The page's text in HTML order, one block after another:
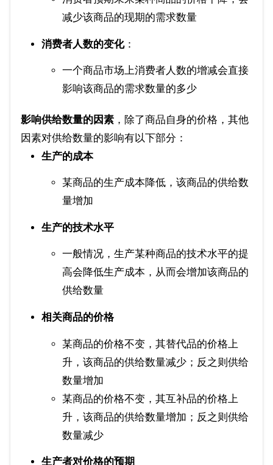
减少该商品的现期的需求数量
消费者人数的变化：
一个商品市场上消费者人数的增减会直接
影响该商品的需求数量的多少
影响供给数量的因素，除了商品自身的价格，其他
因素对供给数量的影响有以下部分：
生产的成本
某商品的生产成本降低，该商品的供给数
量增加
生产的技术水平
一般情况，生产某种商品的技术水平的提
高会降低生产成本，从而会增加该商品的
供给数量
相关商品的价格
某商品的价格不变，其替代品的价格上
升，该商品的供给数量减少；反之则供给
数量增加
某商品的价格不变，其互补品的价格上
升，该商品的供给数量增加；反之则供给
数量减少
生产者对价格的预期